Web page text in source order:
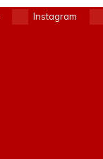
Instagram